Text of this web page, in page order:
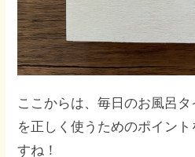
ここからは、毎日のお風呂
を正しく使うためのポイン
すね！